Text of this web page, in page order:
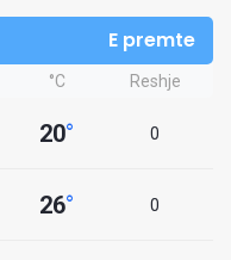
E premte
°C Reshje
20° 0
26° 0